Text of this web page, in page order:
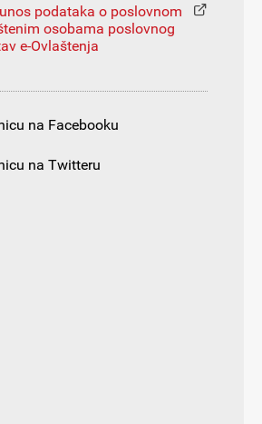
podataka o poslovnom
osobama poslovnog
e-Ovlaštenja
na Facebooku
na Twitteru